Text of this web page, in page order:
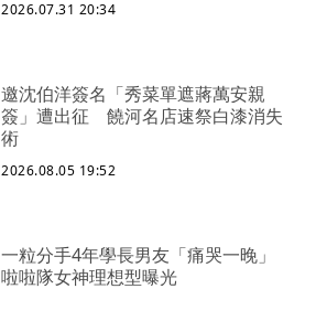
2026.07.31 20:34
邀沈伯洋簽名「秀菜單遮蔣萬安親
簽」遭出征 饒河名店速祭白漆消失
術
2026.08.05 19:52
一粒分手4年學長男友「痛哭一晚」
啦啦隊女神理想型曝光